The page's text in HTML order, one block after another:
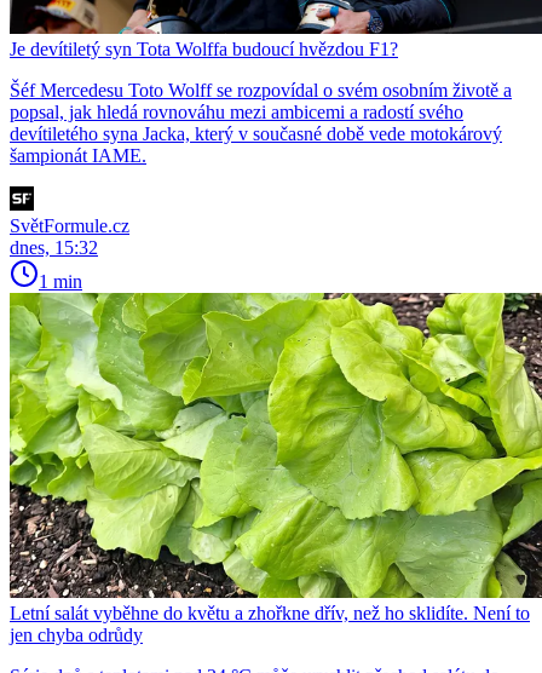
Je devítiletý syn Tota Wolffa budoucí hvězdou F1?
Šéf Mercedesu Toto Wolff se rozpovídal o svém osobním životě a
popsal, jak hledá rovnováhu mezi ambicemi a radostí svého
devítiletého syna Jacka, který v současné době vede motokárový
šampionát IAME.
SvětFormule.cz
dnes, 15:32
1 min
Letní salát vyběhne do květu a zhořkne dřív, než ho sklidíte. Není to
jen chyba odrůdy